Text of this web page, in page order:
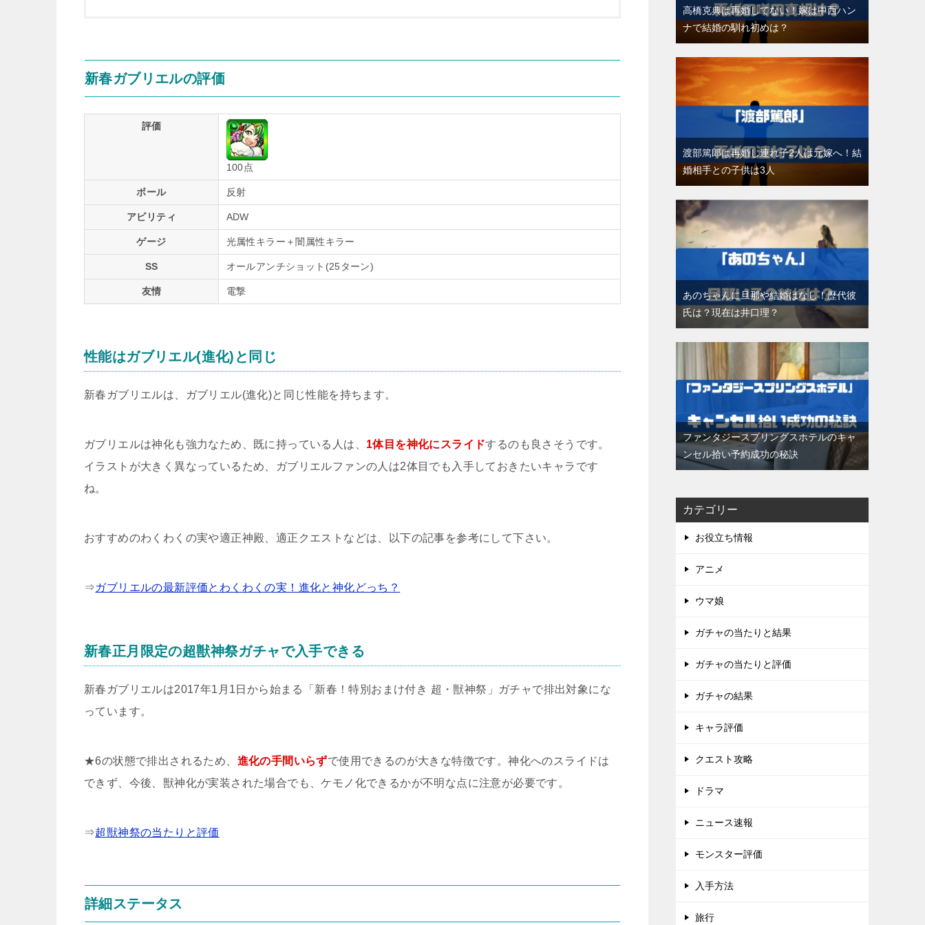
新春ガブリエルの評価
評価
100点
ボール 反射
アビリティ ADW
ゲージ 光属性キラー＋闇属性キラー
SS オールアンチショット(25ターン)
友情 電撃
性能はガブリエル(進化)と同じ
新春ガブリエルは、ガブリエル(進化)と同じ性能を持ちます。
ガブリエルは神化も強力なため、既に持っている人は、 1体目を神化にスライドするのも良さそうです。
イラストが大きく異なっているため、ガブリエルファンの人は2体目でも入手しておきたいキャラです
ね。
おすすめのわくわくの実や適正神殿、適正クエストなどは、以下の記事を参考にして下さい。
⇒ガブリエルの最新評価とわくわくの実！進化と神化どっち？
新春正月限定の超獣神祭ガチャで入手できる
新春ガブリエルは2017年1月1日から始まる「新春！特別おまけ付き 超・獣神祭」ガチャで排出対象にな
っています。
★6の状態で排出されるため、 進化の手間いらずで使用できるのが大きな特徴です。神化へのスライドは
できず、今後、獣神化が実装された場合でも、ケモノ化できるかが不明な点に注意が必要です。
⇒超獣神祭の当たりと評価
詳細ステータス
高橋克典は再婚してない！嫁は中西ハン
ナで結婚の馴れ初めは？
渡部篤郎は再婚し連れ子2人は元嫁へ！結
婚相手との子供は3人
あのちゃんに旦那や結婚はなし！歴代彼
氏は？現在は井口理？
ファンタジースプリングスホテルのキャ
ンセル拾い予約成功の秘訣
カテゴリー
お役立ち情報
アニメ
ウマ娘
ガチャの当たりと結果
ガチャの当たりと評価
ガチャの結果
キャラ評価
クエスト攻略
ドラマ
ニュース速報
モンスター評価
入手方法
旅行